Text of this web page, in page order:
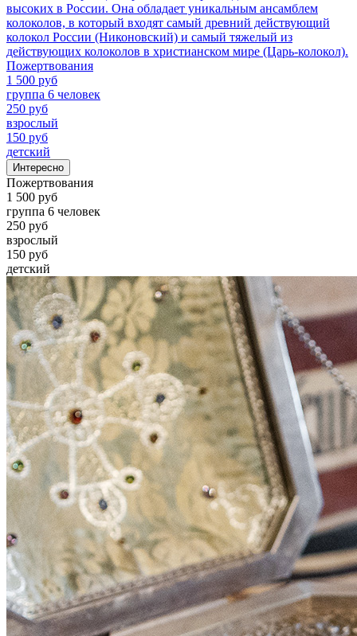
высоких в России. Она обладает уникальным ансамблем
колоколов, в который входят самый древний действующий
колокол России (Никоновский) и самый тяжелый из
действующих колоколов в христианском мире (Царь-колокол).
Пожертвования
1 500 руб
группа 6 человек
250 руб
взрослый
150 руб
детский
Интересно
Пожертвования
1 500 руб
группа 6 человек
250 руб
взрослый
150 руб
детский